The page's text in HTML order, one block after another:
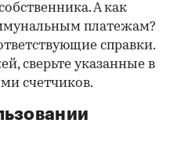
А как
платежам?
справки.
сверьте указанные в
счетчиков.